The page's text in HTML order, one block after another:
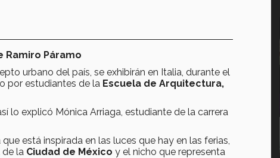
Ramiro Páramo
urbano del país, se exhibirán en Italia, durante el
por estudiantes de la Escuela de Arquitectura,
lo explicó Mónica Arriaga, estudiante de la carrera
está inspirada en las luces que hay en las ferias,
de la Ciudad de México y el nicho que representa